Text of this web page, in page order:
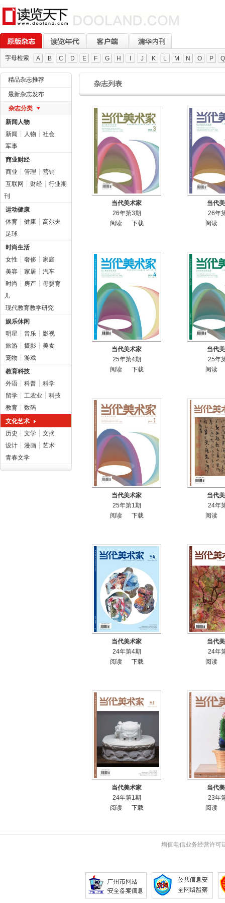
字母检索 A B C D E F G H J K L M N O P Q
精品杂志推荐
最新杂志发布
杂志分类
新闻人物
新闻 ┆ 人物 ┆ 社会
军事
商业财经
商业 ┆ 管理 ┆ 营销
互联网 ┆ 财经 ┆ 行业期
刊
运动健康
体育 ┆ 健康 ┆ 高尔夫
足球
时尚生活
女性 ┆ 奢侈 ┆ 家庭
美容 ┆ 家居 ┆ 汽车
时尚 ┆ 房产 ┆ 母婴育
儿
现代教育教学研究
娱乐休闲
明星 ┆ 音乐 ┆ 影视
旅游 ┆ 摄影 ┆ 美食
宠物 ┆ 游戏
教育科技
外语 ┆ 科普 ┆ 科学
留学 ┆ 工农业 ┆ 科技
教育 ┆ 数码
文化艺术
历史 ┆ 文学 ┆ 文摘
设计 ┆ 漫画 ┆ 艺术
青春文学
杂志列表
当代美术家
26年第3期
阅读
下载
当代
26年
阅读
当代美术家
25年第4期
阅读
下载
当代
25年
阅读
当代美术家
25年第1期
阅读
下载
当代
24年
阅读
当代美术家
24年第4期
阅读
下载
当代
24年
阅读
当代美术家
24年第1期
阅读
下载
当代
23年
阅读
增值电信业务经营许